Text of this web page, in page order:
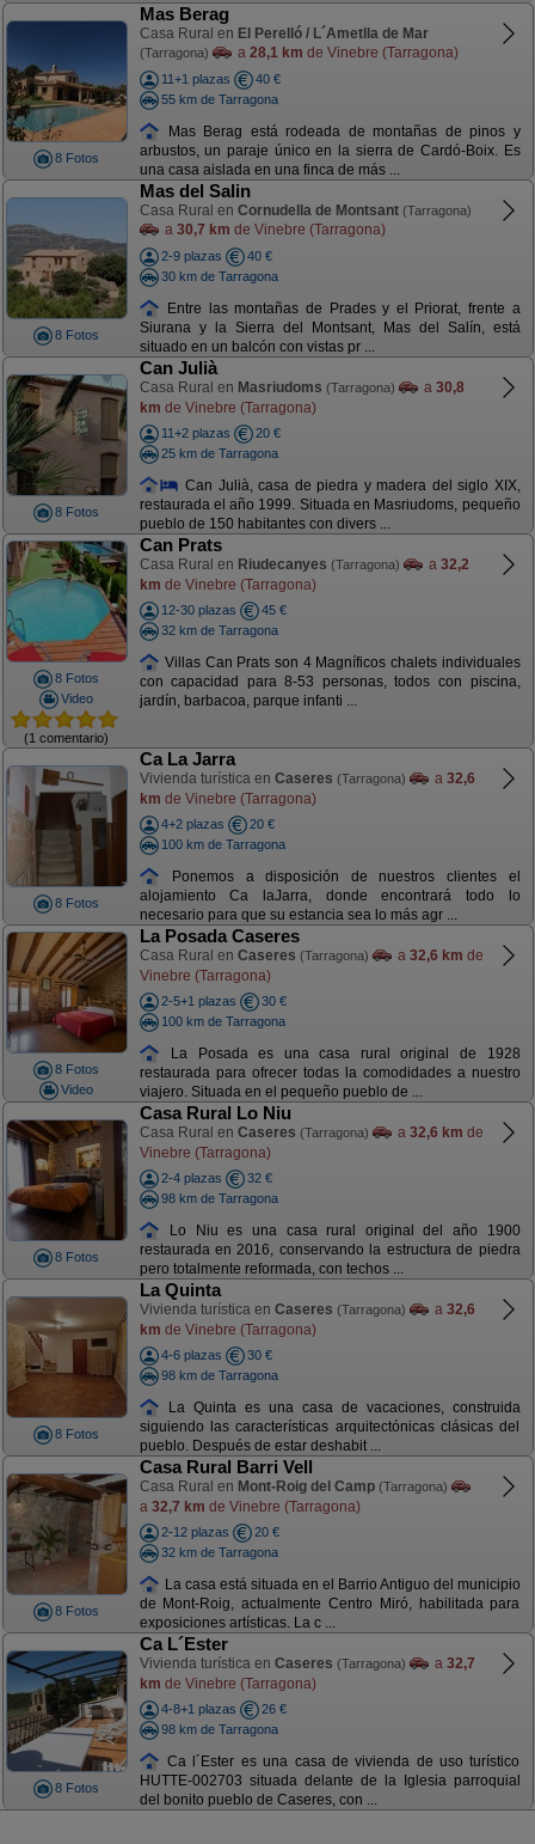
8 Fotos
Mas Berag
Casa Rural en El Perelló / L´Ametlla de Mar
(Tarragona) a 28,1 km de Vinebre (Tarragona)
11+1 plazas
40 €
55 km de Tarragona
Mas Berag está rodeada de montañas de pinos y
arbustos, un paraje único en la sierra de Cardó-Boix. Es
una casa aislada en una finca de más ...
8 Fotos
Mas del Salin
Casa Rural en Cornudella de Montsant (Tarragona)
a 30,7 km de Vinebre (Tarragona)
2-9 plazas
40 €
30 km de Tarragona
Entre las montañas de Prades y el Priorat, frente a
Siurana y la Sierra del Montsant, Mas del Salín, está
situado en un balcón con vistas pr ...
8 Fotos
Can Julià
Casa Rural en Masriudoms (Tarragona) a 30,8
km de Vinebre (Tarragona)
11+2 plazas
20 €
25 km de Tarragona
Can Julià, casa de piedra y madera del siglo XIX,
restaurada el año 1999. Situada en Masriudoms, pequeño
pueblo de 150 habitantes con divers ...
8 Fotos
Video
(1 comentario)
Can Prats
Casa Rural en Riudecanyes (Tarragona) a 32,2
km de Vinebre (Tarragona)
12-30 plazas
45 €
32 km de Tarragona
Villas Can Prats son 4 Magníficos chalets individuales
con capacidad para 8-53 personas, todos con piscina,
jardín, barbacoa, parque infanti ...
8 Fotos
Ca La Jarra
Vivienda turística en Caseres (Tarragona) a 32,6
km de Vinebre (Tarragona)
4+2 plazas
20 €
100 km de Tarragona
Ponemos a disposición de nuestros clientes el
alojamiento Ca laJarra, donde encontrará todo lo
necesario para que su estancia sea lo más agr ...
8 Fotos
Video
La Posada Caseres
Casa Rural en Caseres (Tarragona) a 32,6 km de
Vinebre (Tarragona)
2-5+1 plazas
30 €
100 km de Tarragona
La Posada es una casa rural original de 1928
restaurada para ofrecer todas la comodidades a nuestro
viajero. Situada en el pequeño pueblo de ...
8 Fotos
Casa Rural Lo Niu
Casa Rural en Caseres (Tarragona) a 32,6 km de
Vinebre (Tarragona)
2-4 plazas
32 €
98 km de Tarragona
Lo Niu es una casa rural original del año 1900
restaurada en 2016, conservando la estructura de piedra
pero totalmente reformada, con techos ...
8 Fotos
La Quinta
Vivienda turística en Caseres (Tarragona) a 32,6
km de Vinebre (Tarragona)
4-6 plazas
30 €
98 km de Tarragona
La Quinta es una casa de vacaciones, construida
siguiendo las características arquitectónicas clásicas del
pueblo. Después de estar deshabit ...
8 Fotos
Casa Rural Barri Vell
Casa Rural en Mont-Roig del Camp (Tarragona)
a 32,7 km de Vinebre (Tarragona)
2-12 plazas
20 €
32 km de Tarragona
La casa está situada en el Barrio Antiguo del municipio
de Mont-Roig, actualmente Centro Miró, habilitada para
exposiciones artísticas. La c ...
8 Fotos
Ca L´Ester
Vivienda turística en Caseres (Tarragona) a 32,7
km de Vinebre (Tarragona)
4-8+1 plazas
26 €
98 km de Tarragona
Ca l´Ester es una casa de vivienda de uso turístico
HUTTE-002703 situada delante de la Iglesia parroquial
del bonito pueblo de Caseres, con ...